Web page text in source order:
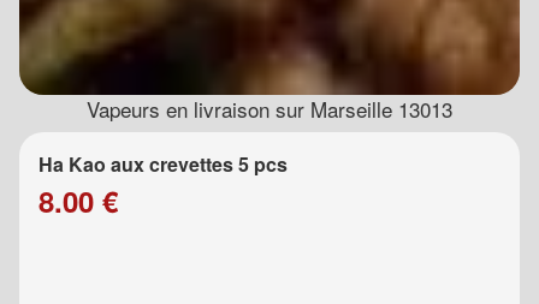
Vapeurs en livraison sur Marseille 13013
Ha Kao aux crevettes 5 pcs
8.00 €